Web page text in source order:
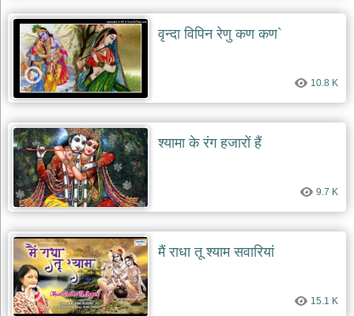
आज
का
भजन
bhajan
of
the
day
जोड़ें
add
bhajans
वृन्दा विपिन रेणु कण कण`
10.8 K
श्यामा के रंग हजारों हैं
9.7 K
मैं राधा तू श्याम सवारियां
15.1 K